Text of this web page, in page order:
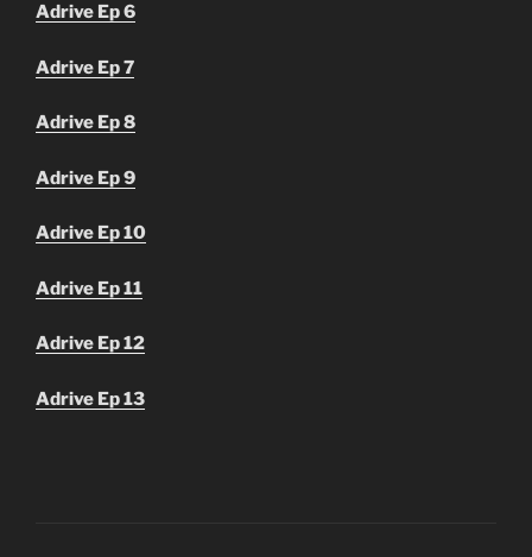
Adrive Ep 6
Adrive Ep 7
Adrive Ep 8
Adrive Ep 9
Adrive Ep 10
Adrive Ep 11
Adrive Ep 12
Adrive Ep 13